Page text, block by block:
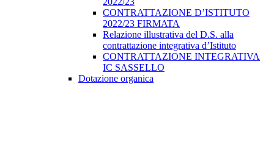
CONTRATTAZIONE D’ISTITUTO
2022/23 FIRMATA
Relazione illustrativa del D.S. alla
contrattazione integrativa d’Istituto
CONTRATTAZIONE INTEGRATIVA
IC SASSELLO
Dotazione organica